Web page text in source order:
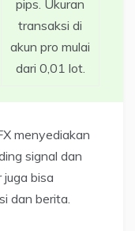
pips. Ukuran
transaksi di
akun pro mulai
dari 0,01 lot.
menyediakan
signal dan
bisa
dan berita.